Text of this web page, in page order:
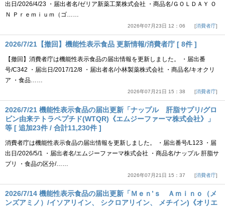
出日/2026/4/23 ・届出者名/ゼリア新薬工業株式会社 ・商品名/ＧＯＬＤＡＹ Ｏ
Ｎ Ｐｒｅｍｉｕｍ（ゴ……
2026年07月23日 12：06 消費者庁
2026/7/21【撤回】機能性表示食品 更新情報/消費者庁 [ 8件 ]
【撤回】消費者庁は機能性表示食品の届出情報を更新しました。 ・届出番
号/C342 ・届出日/2017/12/8 ・届出者名/小林製薬株式会社 ・商品名/キオクリ
ア ・食品……
2026年07月21日 15：38 消費者庁
2026/7/21 機能性表示食品の届出更新「ナップル 肝脂サプリ/グロ
ビン由来テトラペプチド(WTQR)《エムジーファーマ株式会社》」
等 [ 追加23件 / 合計11,230件 ]
消費者庁は機能性表示食品の届出情報を更新しました。 ・届出番号/L123 ・届
出日/2026/5/1 ・届出者名/エムジーファーマ株式会社 ・商品名/ナップル 肝脂サ
プリ ・食品の区分/……
2026年07月21日 15：37 消費者庁
2026/7/14 機能性表示食品の届出更新「Ｍｅｎ’ｓ Ａｍｉｎｏ（メ
ンズアミノ）/イソアリイン、 シクロアリイン、 メチイン)《オリエ